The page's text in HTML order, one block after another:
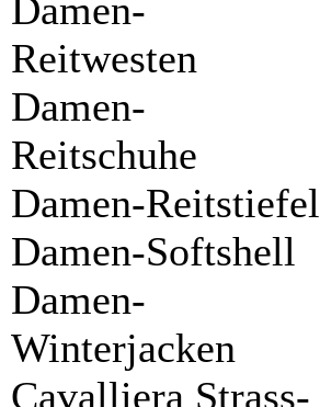
Damen-
Reitwesten
Damen-
Reitschuhe
Damen-Reitstiefel
Damen-Softshell
Damen-
Winterjacken
Cavalliera Strass-